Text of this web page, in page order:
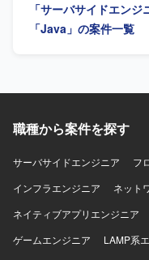
ただける方が望ましいです。 【ポジションの
らテストまで一貫して
を用いたシステム開発
「サーバサイドエン
「Java」の案件一覧
職種から案件を探す
サーバサイドエンジニア
フ
インフラエンジニア
ネット
ネイティブアプリエンジニア
ゲームエンジニア
LAMP系